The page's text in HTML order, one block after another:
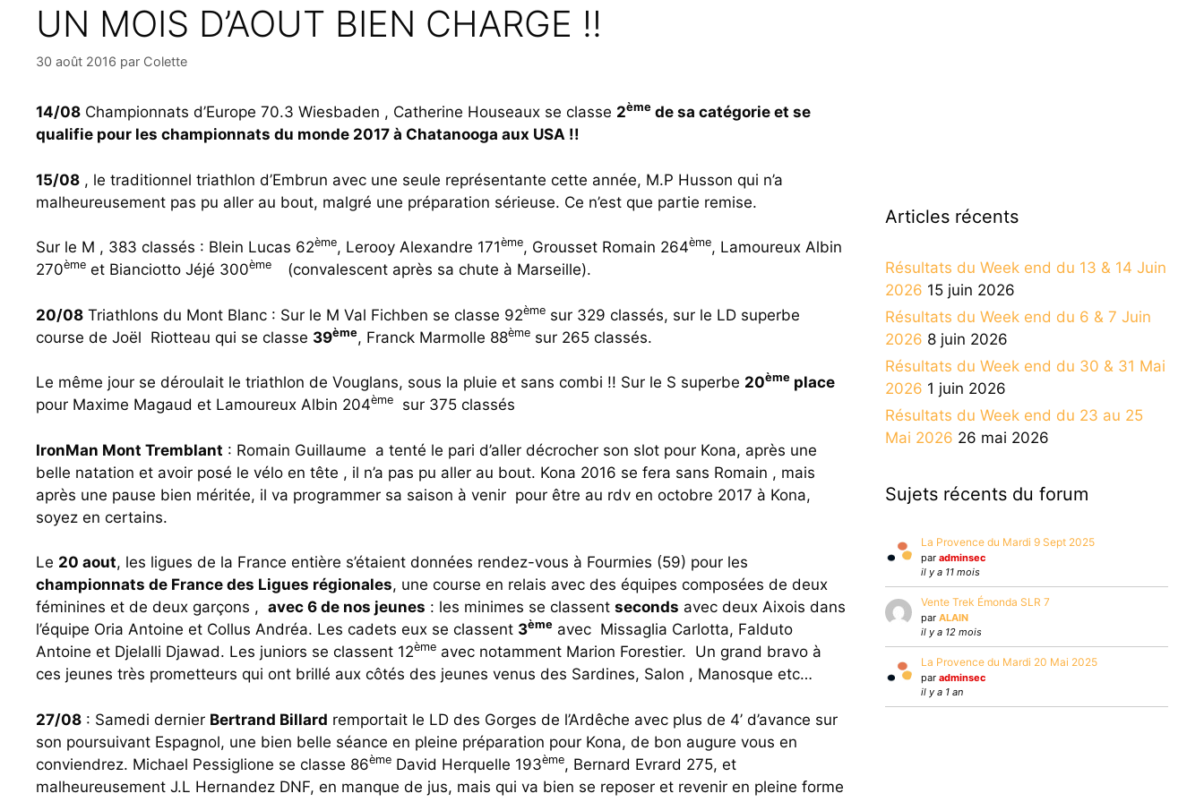
UN MOIS D’AOUT BIEN CHARGE !!
30 août 2016 par Colette
14/08 Championnats d’Europe 70.3 Wiesbaden , Catherine Houseaux se classe 2ème de sa catégorie et se
qualifie pour les championnats du monde 2017 à Chatanooga aux USA !!
15/08 , le traditionnel triathlon d’Embrun avec une seule représentante cette année, M.P Husson qui n’a
malheureusement pas pu aller au bout, malgré une préparation sérieuse. Ce n’est que partie remise.
Sur le M , 383 classés : Blein Lucas 62ème, Lerooy Alexandre 171ème, Grousset Romain 264ème, Lamoureux Albin
270ème et Bianciotto Jéjé 300ème (convalescent après sa chute à Marseille).
20/08 Triathlons du Mont Blanc : Sur le M Val Fichben se classe 92ème sur 329 classés, sur le LD superbe
course de Joël Riotteau qui se classe 39ème, Franck Marmolle 88ème sur 265 classés.
Le même jour se déroulait le triathlon de Vouglans, sous la pluie et sans combi !! Sur le S superbe 20ème place
pour Maxime Magaud et Lamoureux Albin 204ème sur 375 classés
IronMan Mont Tremblant : Romain Guillaume a tenté le pari d’aller décrocher son slot pour Kona, après une
belle natation et avoir posé le vélo en tête , il n’a pas pu aller au bout. Kona 2016 se fera sans Romain , mais
après une pause bien méritée, il va programmer sa saison à venir pour être au rdv en octobre 2017 à Kona,
soyez en certains.
Le 20 aout, les ligues de la France entière s’étaient données rendez-vous à Fourmies (59) pour les
championnats de France des Ligues régionales, une course en relais avec des équipes composées de deux
féminines et de deux garçons , avec 6 de nos jeunes : les minimes se classent seconds avec deux Aixois dans
l’équipe Oria Antoine et Collus Andréa. Les cadets eux se classent 3ème avec Missaglia Carlotta, Falduto
Antoine et Djelalli Djawad. Les juniors se classent 12ème avec notamment Marion Forestier. Un grand bravo à
ces jeunes très prometteurs qui ont brillé aux côtés des jeunes venus des Sardines, Salon , Manosque etc…
27/08 : Samedi dernier Bertrand Billard remportait le LD des Gorges de l’Ardêche avec plus de 4’ d’avance sur
son poursuivant Espagnol, une bien belle séance en pleine préparation pour Kona, de bon augure vous en
conviendrez. Michael Pessiglione se classe 86ème David Herquelle 193ème, Bernard Evrard 275, et
malheureusement J.L Hernandez DNF, en manque de jus, mais qui va bien se reposer et revenir en pleine forme
Articles récents
Résultats du Week end du 13 & 14 Juin
2026 15 juin 2026
Résultats du Week end du 6 & 7 Juin
2026 8 juin 2026
Résultats du Week end du 30 & 31 Mai
2026 1 juin 2026
Résultats du Week end du 23 au 25
Mai 2026 26 mai 2026
Sujets récents du forum
La Provence du Mardi 9 Sept 2025
par adminsec
il y a 11 mois
Vente Trek Émonda SLR 7
par ALAIN
il y a 12 mois
La Provence du Mardi 20 Mai 2025
par adminsec
il y a 1 an